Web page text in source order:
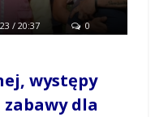
/ 20:37
0
występy
dla